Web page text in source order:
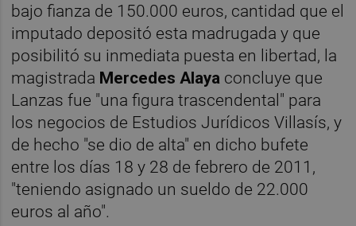
bajo fianza de 150.000 euros, cantidad que el
imputado depositó esta madrugada y que
posibilitó su inmediata puesta en libertad, la
magistrada Mercedes Alaya concluye que
Lanzas fue "una figura trascendental" para
los negocios de Estudios Jurídicos Villasís, y
de hecho "se dio de alta" en dicho bufete
entre los días 18 y 28 de febrero de 2011,
"teniendo asignado un sueldo de 22.000
euros al año".